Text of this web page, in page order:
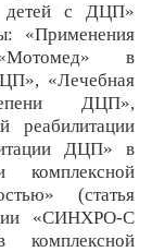
детей с ДЦП»
«Применения
«Мотомед» в
«Лечебная
ДЦП»,
реабилитации
ДЦП» в
комплексной
(статья
«СИНХРО-С